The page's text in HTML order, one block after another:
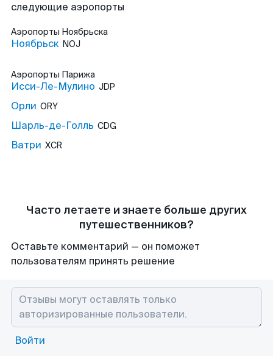
следующие аэропорты
Аэропорты Ноябрьска
Ноябрьск NOJ
Аэропорты Парижа
Исси-Ле-Мулино JDP
Орли ORY
Шарль-де-Голль CDG
Ватри XCR
Часто летаете и знаете больше других
путешественников?
Оставьте комментарий — он поможет
пользователям принять решение
Войти